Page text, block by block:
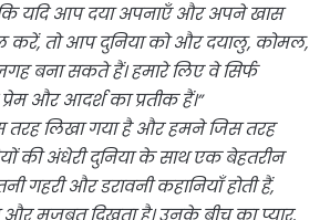
कि यदि आप दया अपनाएँ और अपने खास
करें, तो आप दुनिया को और दयालु, कोमल,
बना सकते हैं। हमारे लिए वे सिर्फ
और आदर्श का प्रतीक हैं।”
तरह लिखा गया है और हमने जिस तरह
की अंधेरी दुनिया के साथ एक बेहतरीन
गहरी और डरावनी कहानियाँ होती हैं,
और मजबूत दिखता है। उनके बीच का प्यार,